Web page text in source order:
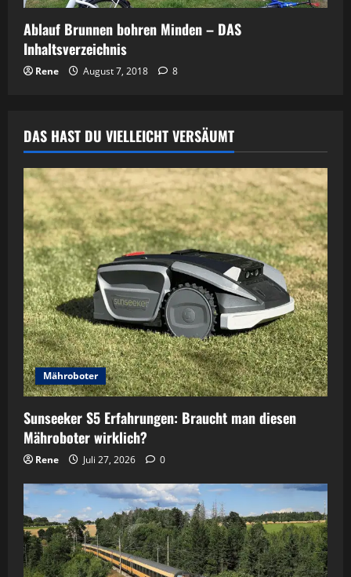
Ablauf Brunnen bohren Minden – DAS
Inhaltsverzeichnis
Rene August 7, 2018 8
DAS HAST DU VIELLEICHT VERSÄUMT
Mähroboter
Sunseeker S5 Erfahrungen: Braucht man diesen
Mähroboter wirklich?
Rene Juli 27, 2026 0